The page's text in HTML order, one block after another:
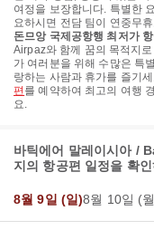
여정을 보장합니다. 특별한
요하시면 전담 팀이 연중무
돈므앙 국제공항행 최저가
Airpaz와 함께 꿈의 목적지
가 여러분을 위해 수많은 특
랑하는 사람과 휴가를 즐기
편 를 예약하여 최고의 여행
요.
바틱에어 말레이시아 /
지의 항공편 일정을 확
8월 9일 (일)8월 10일 (